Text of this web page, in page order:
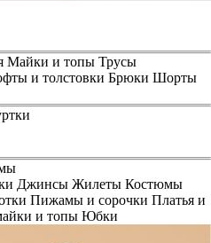
Майки и топы Трусы
и толстовки Брюки Шорты
Джинсы Жилеты Костюмы
Пижамы и сорочки Платья и
и топы Юбки